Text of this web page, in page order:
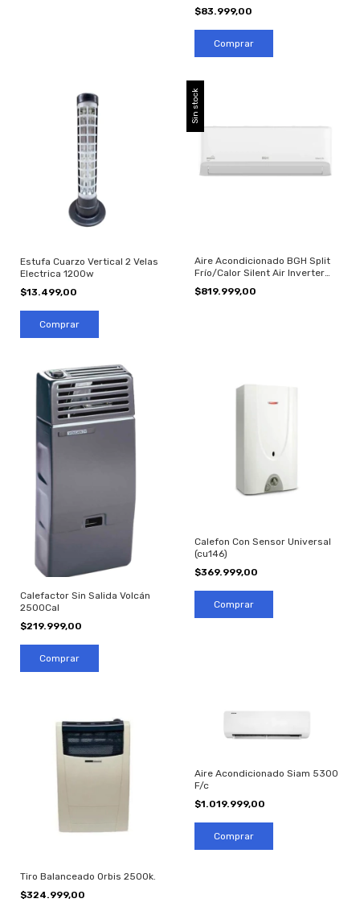
$83.999,00
Estufa Cuarzo Vertical 2 Velas
Electrica 1200w
$13.499,00
Sin stock
Aire Acondicionado BGH Split
Frío/Calor Silent Air Inverter
3000F 3500W
$819.999,00
Calefactor Sin Salida Volcán
2500Cal
$219.999,00
Calefon Con Sensor Universal
(cu146)
$369.999,00
Tiro Balanceado Orbis 2500k.
$324.999,00
Aire Acondicionado Siam 5300
F/c
$1.019.999,00